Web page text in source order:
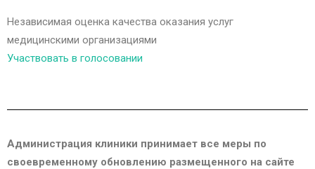
Независимая оценка качества оказания услуг
медицинскими организациями
Участвовать в голосовании
Администрация клиники принимает все меры по
своевременному обновлению размещенного на сайте